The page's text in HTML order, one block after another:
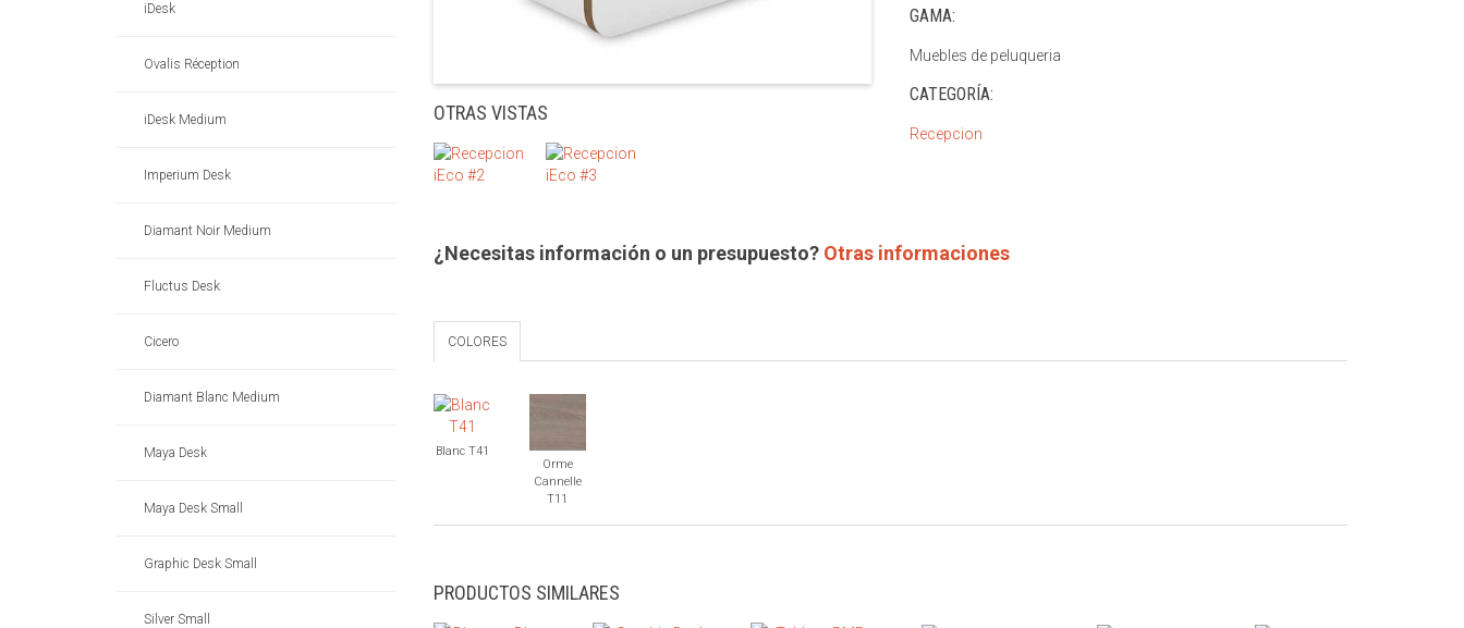
iDesk
Ovalis Réception
iDesk Medium
Imperium Desk
Diamant Noir Medium
Fluctus Desk
Cicero
Diamant Blanc Medium
Maya Desk
Maya Desk Small
Graphic Desk Small
Silver Small
OTRAS VISTAS
GAMA:
Muebles de peluqueria
CATEGORÍA:
Recepcion
¿Necesitas información o un presupuesto? Otras informaciones
COLORES
Blanc T41
Orme
Cannelle
T11
PRODUCTOS SIMILARES